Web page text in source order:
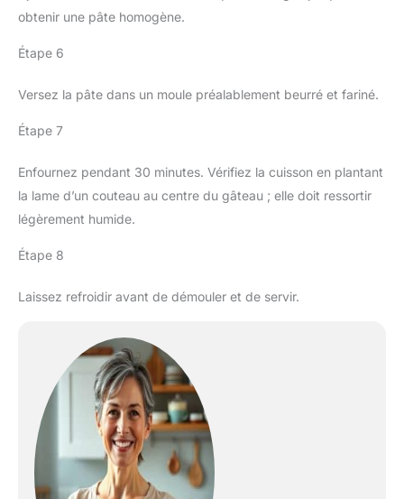
obtenir une pâte homogène.
Étape 6
Versez la pâte dans un moule préalablement beurré et fariné.
Étape 7
Enfournez pendant 30 minutes. Vérifiez la cuisson en plantant
la lame d’un couteau au centre du gâteau ; elle doit ressortir
légèrement humide.
Étape 8
Laissez refroidir avant de démouler et de servir.